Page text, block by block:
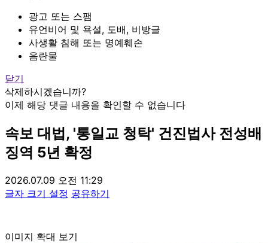
광고 또는 스팸
유언비어 및 욕설, 도배, 비방글
사생활 침해 또는 명예훼손
음란물
닫기
삭제하시겠습니까?
이제 해당 댓글 내용을 확인할 수 없습니다
속보 대법, '통일교 청탁' 건진법사 전성배
징역 5년 확정
2026.07.09 오전 11:29
글자 크기 설정 공유하기
이미지 확대 보기